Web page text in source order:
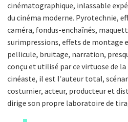
cinématographique, inlassable
du cinéma moderne. Pyrotechnie,
caméra, fondus-enchaînés,
surimpressions, effets de montage
pellicule, bruitage, narration,
conçu et utilisé par ce virtuose de
cinéaste, il est l'auteur total,
costumier, acteur, producteur et
dirige son propre laboratoire de